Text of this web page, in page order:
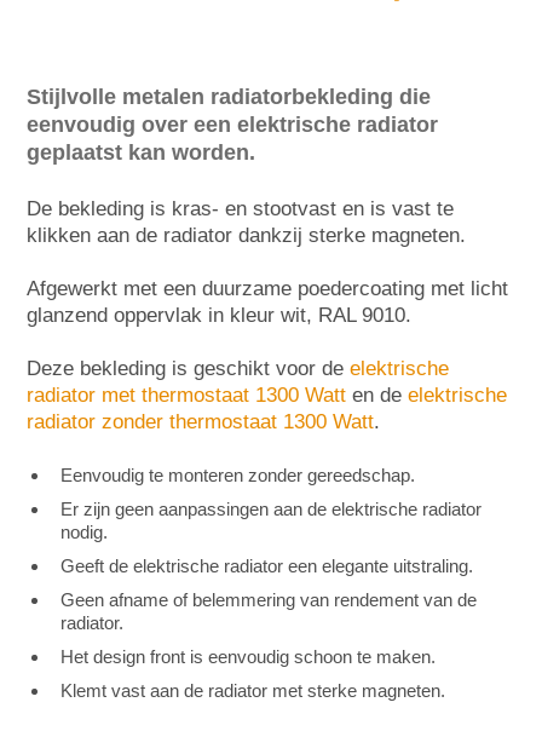
Stijlvolle metalen radiatorbekleding die
eenvoudig over een elektrische radiator
geplaatst kan worden.
De bekleding is kras- en stootvast en is vast te
klikken aan de radiator dankzij sterke magneten.
Afgewerkt met een duurzame poedercoating met licht
glanzend oppervlak in kleur wit, RAL 9010.
Deze bekleding is geschikt voor de elektrische
radiator met thermostaat 1300 Watt en de elektrische
radiator zonder thermostaat 1300 Watt.
Eenvoudig te monteren zonder gereedschap.
Er zijn geen aanpassingen aan de elektrische radiator
nodig.
Geeft de elektrische radiator een elegante uitstraling.
Geen afname of belemmering van rendement van de
radiator.
Het design front is eenvoudig schoon te maken.
Klemt vast aan de radiator met sterke magneten.